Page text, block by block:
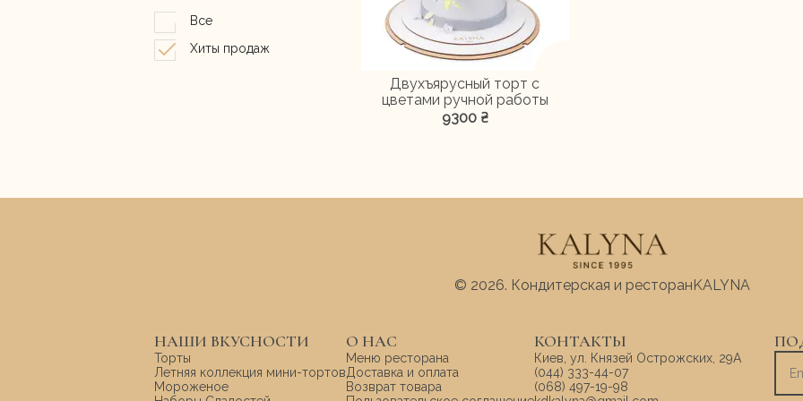
Все
Хиты продаж
Двухъярусный торт с
цветами ручной работы
9300 ₴
© 2026. Кондитерская и ресторанKALYNA
НАШИ ВКУСНОСТИ
Торты
Летняя коллекция мини-тортов
Мороженое
О НАС
Меню ресторана
Доставка и оплата
Возврат товара
КОНТАКТЫ
Киев, ул. Князей Острожских, 29А
(044) 333-44-07
(068) 497-19-98